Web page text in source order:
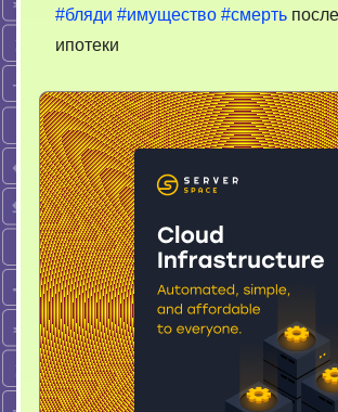
#бляди #имущество #смерть
ипотеки